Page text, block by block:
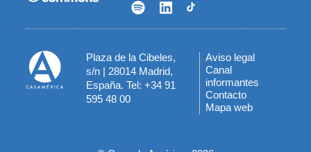
Plaza de la Cibeles,
s/n | 28014 Madrid,
España. Tel: +34 91
595 48 00
Menú
del
pie
Aviso legal
Canal
informantes
Contacto
Mapa web